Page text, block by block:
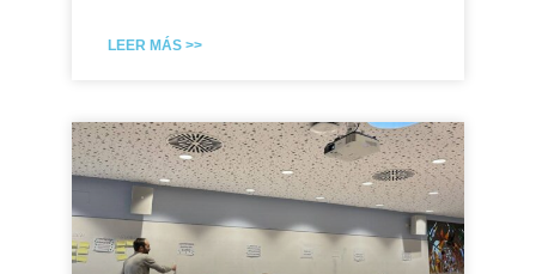
LEER MÁS >>